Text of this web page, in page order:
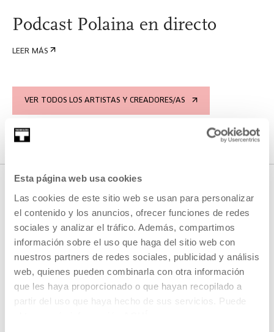
Esta página web usa cookies
Las cookies de este sitio web se usan para personalizar
el contenido y los anuncios, ofrecer funciones de redes
sociales y analizar el tráfico. Además, compartimos
información sobre el uso que haga del sitio web con
nuestros partners de redes sociales, publicidad y análisis
web, quienes pueden combinarla con otra información
que les haya proporcionado o que hayan recopilado a
partir del uso que haya hecho de sus servicios. Puede
Podcast Polaina en directo
LEER MÁS
VER TODOS LOS ARTISTAS Y CREADORES/AS
AGENDA